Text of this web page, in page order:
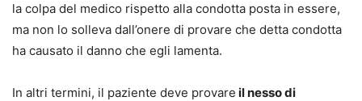
la colpa del medico rispetto alla condotta posta in essere,
ma non lo solleva dall’onere di provare che detta condotta
ha causato il danno che egli lamenta.
In altri termini, il paziente deve provare il nesso di